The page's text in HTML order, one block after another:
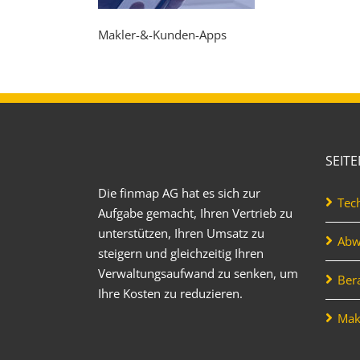
Makler-&-Kunden-Apps
Die finmap AG hat es sich zur
Aufgabe gemacht, Ihren Vertrieb zu
unterstützen, Ihren Umsatz zu
steigern und gleichzeitig Ihren
Verwaltungsaufwand zu senken, um
Ihre Kosten zu reduzieren.